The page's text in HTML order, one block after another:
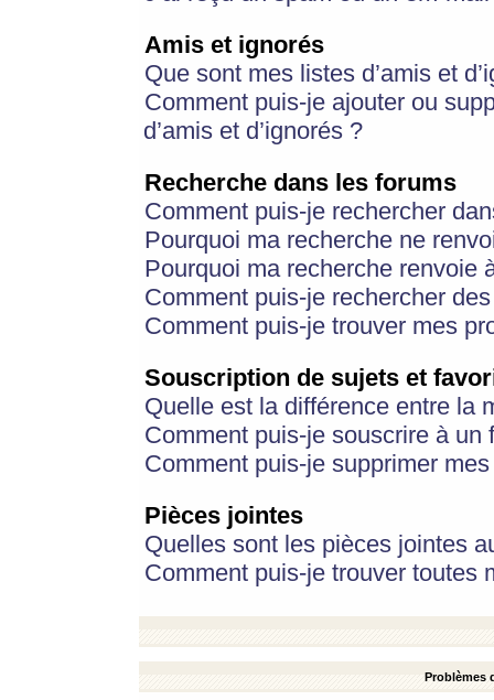
Amis et ignorés
Que sont mes listes d’amis et
Comment puis-je ajouter ou
d’amis et d’ignorés ?
Recherche dans les forums
Comment puis-je rechercher
Pourquoi ma recherche ne
Pourquoi ma recherche renvoie
Comment puis-je rechercher
Comment puis-je trouver mes
Souscription de sujets et
Quelle est la différence entre la
Comment puis-je souscrire à
Comment puis-je supprimer
Pièces jointes
Quelles sont les pièces jointes
Comment puis-je trouver toutes
Problèmes